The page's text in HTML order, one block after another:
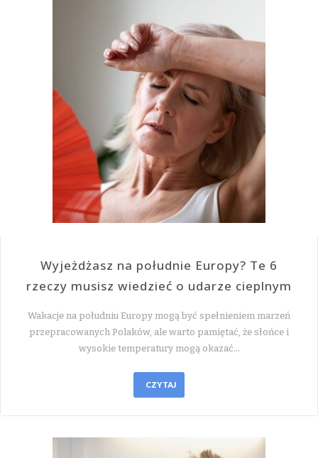
Wyjeżdżasz na południe Europy? Te 6
rzeczy musisz wiedzieć o udarze cieplnym
Wakacje na południu Europy mogą być spełnieniem marzeń
przepracowanych Polaków, ale warto pamiętać, że słońce i
wysokie temperatury mogą okazać…
CZYTAJ